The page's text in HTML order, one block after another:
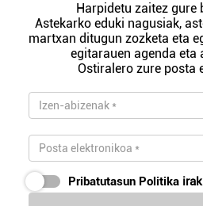
Harpidetu zaitez gure
Astekarko eduki nagusiak,
martxan ditugun zozketa eta
egitarauen agenda eta
Ostiralero zure posta
Pribatutasun Politika